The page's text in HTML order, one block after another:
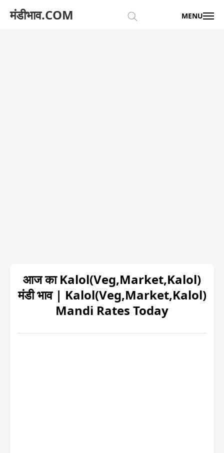
मंडीभाव.COM MENU
आज का Kalol(Veg,Market,Kalol)
मंडी भाव | Kalol(Veg,Market,Kalol)
Mandi Rates Today